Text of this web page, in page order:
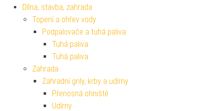
Dílna, stavba, zahrada
Topení a ohřev vody
Podpalovače a tuhá paliva
Tuhá paliva
Tuhá paliva
Zahrada
Zahradní grily, krby a udírny
Přenosná ohniště
Udírny